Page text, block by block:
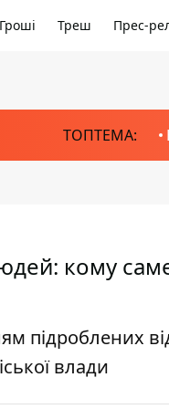
Гроші Треш Прес-
ТОПТЕМА:
кому
підроблених
влади